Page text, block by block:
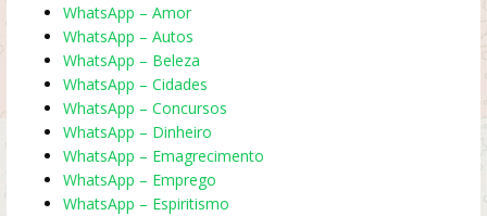
WhatsApp – Amor
WhatsApp – Autos
WhatsApp – Beleza
WhatsApp – Cidades
WhatsApp – Concursos
WhatsApp – Dinheiro
WhatsApp – Emagrecimento
WhatsApp – Emprego
WhatsApp – Espiritismo